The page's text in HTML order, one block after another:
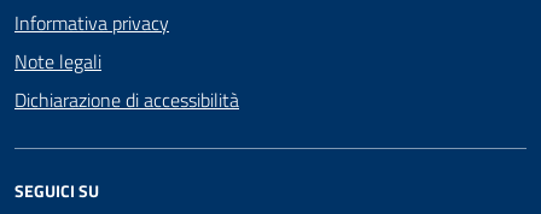
Informativa privacy
Note legali
Dichiarazione di accessibilità
SEGUICI SU